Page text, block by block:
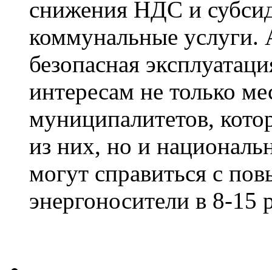
снижения НДС и
коммунальные услуги.
безопасная
интересам не только
муниципалитетов,
из них, но и
могут справиться с
энергоносители в 8-15